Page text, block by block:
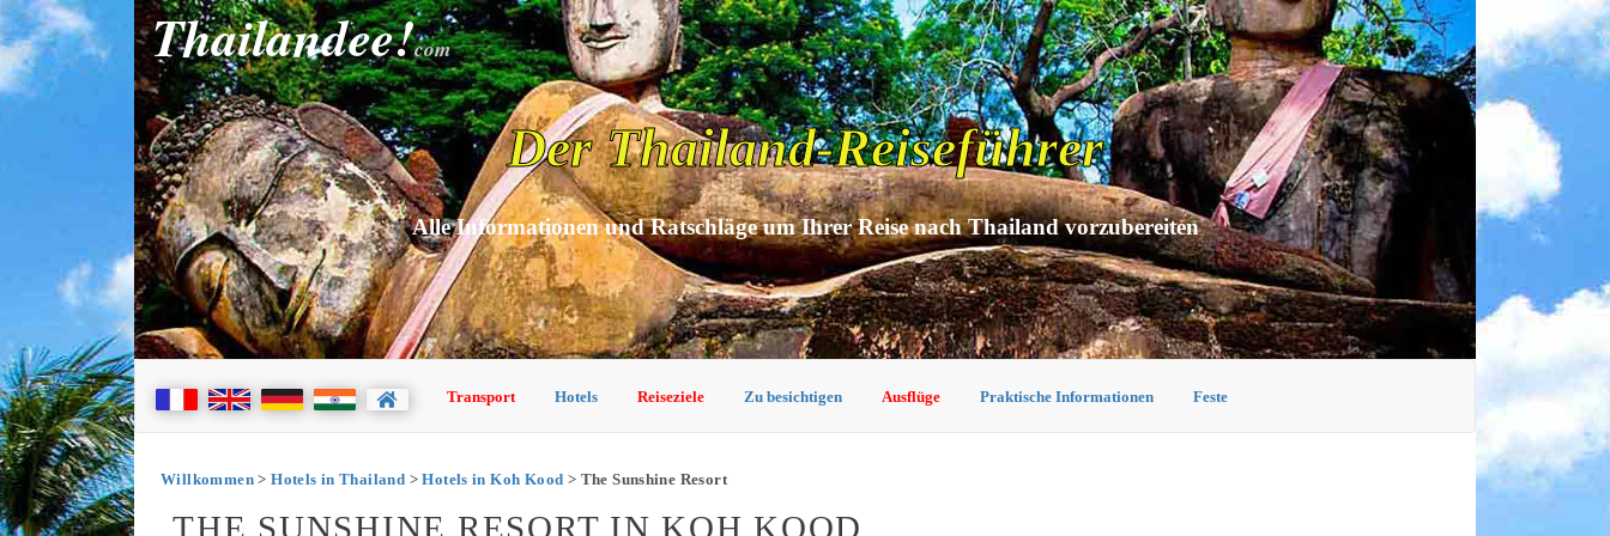
Thailandee!com
Der Thailand-Reiseführer
Alle Informationen und Ratschläge um Ihrer Reise nach Thailand vorzubereiten
Transport Hotels Reiseziele Zu besichtigen Ausflüge Praktische Informationen Feste
Willkommen>Hotels in Thailand >Hotels in Koh Kood > The Sunshine Resort
THE SUNSHINE RESORT IN KOH KOOD